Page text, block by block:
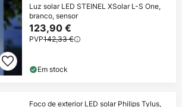
Luz solar LED STEINEL XSolar L-S One,
branco, sensor
123,90 €
PVP142,33 €
Em stock
Foco de exterior LED solar Philips Tylus,